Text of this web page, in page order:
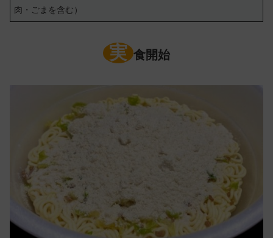
肉・ごまを含む）
実 食開始